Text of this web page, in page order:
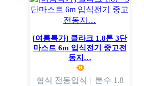
[여름특가] 클라크 1.8톤 3단
마스트 6m 입식전기 중고전
동지…
형식 전동입식 | 톤수 1.8